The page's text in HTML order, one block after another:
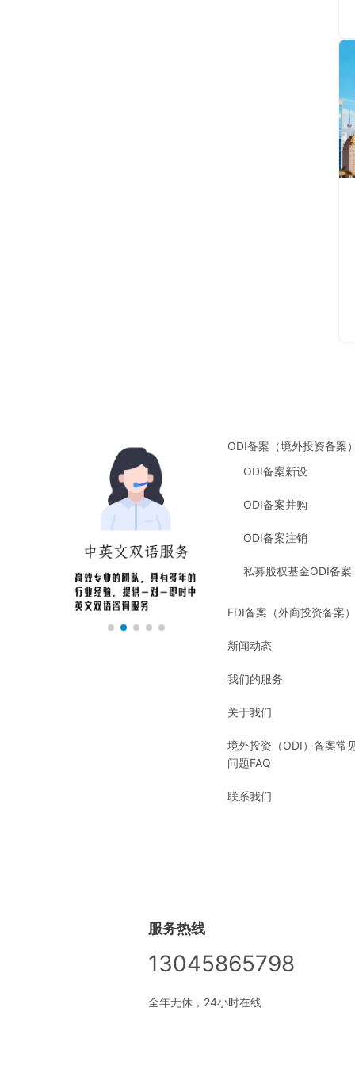
ODI备案（境外投资备案
ODI备案新设
ODI备案并购
ODI备案注销
私募股权基金ODI备案
FDI备案（外商投资备案）
新闻动态
我们的服务
关于我们
境外投资（ODI）备案常
问题FAQ
联系我们
服务热线
13045865798
全年无休，24小时在线